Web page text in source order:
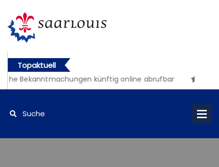
Topaktuell
Bekanntmachungen künftig online abrufbar